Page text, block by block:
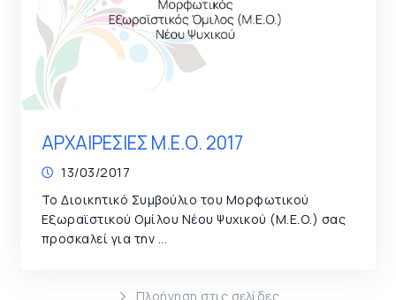
ΑΡΧΑΙΡΕΣΙΕΣ Μ.Ε.Ο. 2017
13/03/2017
Το Διοικητικό Συμβούλιο του Μορφωτικού
Εξωραϊστικού Ομίλου Νέου Ψυχικού (Μ.Ε.Ο.) σας
προσκαλεί για την ...
Πλοήγηση στις σελίδες